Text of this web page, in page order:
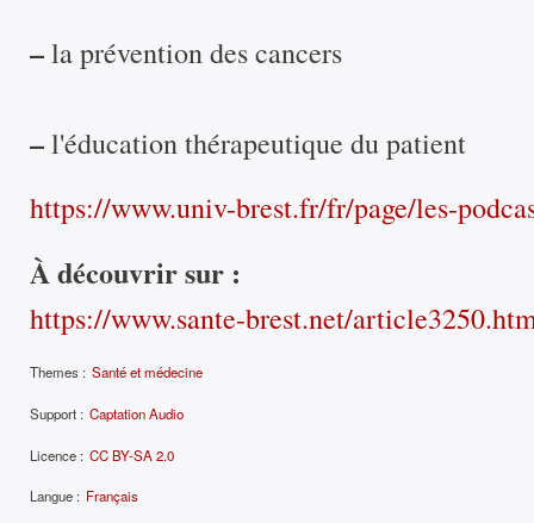
–la prévention des cancers
–l'éducation thérapeutique du patient
https://www.univ-brest.fr/fr/page/les-
À découvrir sur :
https://www.sante-brest.net/
Themes : Santé et médecine
Support : Captation Audio
Licence : CC BY-SA 2.0
Langue : Français